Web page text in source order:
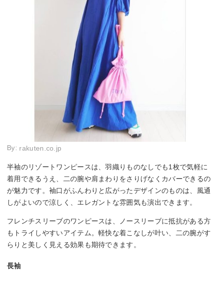
By: rakuten.co.jp
半袖のリゾートワンピースは、羽織りものなしでも1枚で気軽に
着用できるうえ、二の腕や肩まわりをさりげなくカバーできるの
が魅力です。袖口がふんわりと広がったデザインのものは、風通
しがよいので涼しく、エレガントな雰囲気も演出できます。
フレンチスリーブのワンピースは、ノースリーブに抵抗がある方
もトライしやすいアイテム。軽快な着こなしが叶い、二の腕がす
らりと美しく見える効果も期待できます。
長袖